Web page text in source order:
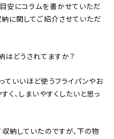
安にコラムを書かせていただ
に関してご紹介させていただ
はどうされてますか？
ていいほど使うフライパンやお
く、しまいやすくしたいと思っ
納していたのですが、下の物